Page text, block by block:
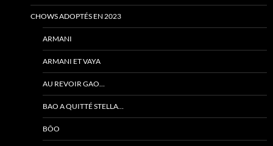
CHOWS ADOPTÉS EN 2023
ARMANI
ARMANI ET VAYA
AU REVOIR GAO…
BAO A QUITTÉ STELLA…
BÔO